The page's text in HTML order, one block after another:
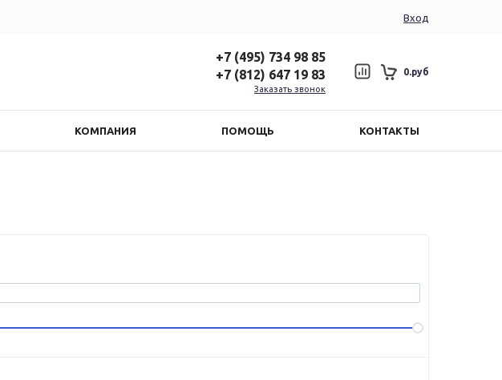
Вход
+7 (495) 734 98 85
+7 (812) 647 19 83
Заказать звонок
0.руб
КОМПАНИЯ ПОМОЩЬ КОНТАКТЫ